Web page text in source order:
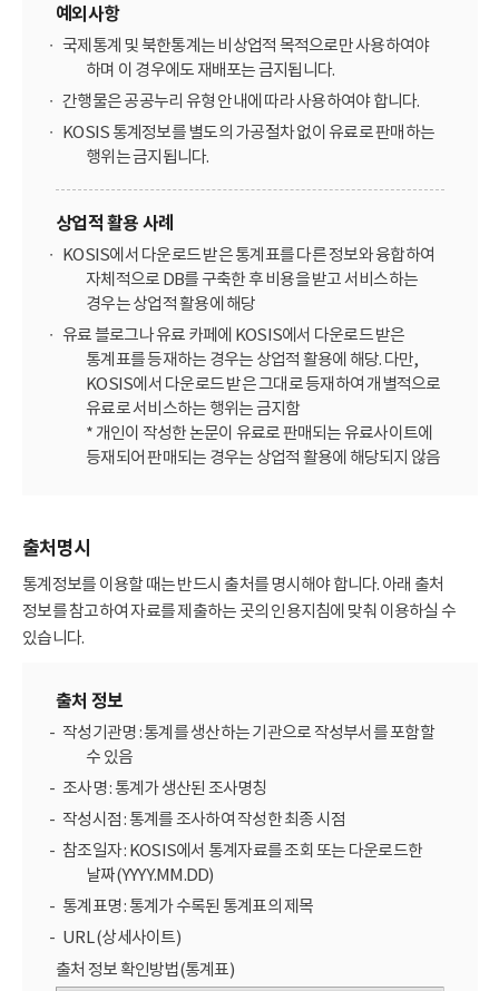
예외사항
국제통계 및 북한통계는 비상업적 목적으로만 사용하여야
하며 이 경우에도 재배포는 금지됩니다.
간행물은 공공누리 유형 안내에 따라 사용하여야 합니다.
KOSIS 통계정보를 별도의 가공절차 없이 유료로 판매하는
행위는 금지됩니다.
상업적 활용 사례
KOSIS에서 다운로드 받은 통계표를 다른 정보와 융합하여
자체적으로 DB를 구축한 후 비용을 받고 서비스하는
경우는 상업적 활용에 해당
유료 블로그나 유료 카페에 KOSIS에서 다운로드 받은
통계표를 등재하는 경우는 상업적 활용에 해당. 다만,
KOSIS에서 다운로드 받은 그대로 등재하여 개별적으로
유료로 서비스하는 행위는 금지함
* 개인이 작성한 논문이 유료로 판매되는 유료사이트에
등재되어 판매되는 경우는 상업적 활용에 해당되지 않음
출처명시
통계정보를 이용할 때는 반드시 출처를 명시해야 합니다. 아래 출처
정보를 참고하여 자료를 제출하는 곳의 인용지침에 맞춰 이용하실 수
있습니다.
출처 정보
작성기관명 : 통계를 생산하는 기관으로 작성부서를 포함할
수 있음
조사명 : 통계가 생산된 조사명칭
작성시점 : 통계를 조사하여 작성한 최종 시점
참조일자 : KOSIS에서 통계자료를 조회 또는 다운로드한
날짜(YYYY.MM.DD)
통계표명 : 통계가 수록된 통계표의 제목
URL (상세사이트)
출처 정보 확인방법(통계표)